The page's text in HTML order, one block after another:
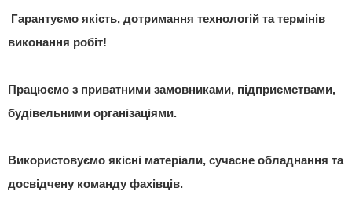
Гарантуємо якість, дотримання технологій та термінів
виконання робіт!
Працюємо з приватними замовниками, підприємствами,
будівельними організаціями.
Використовуємо якісні матеріали, сучасне обладнання та
досвідчену команду фахівців.